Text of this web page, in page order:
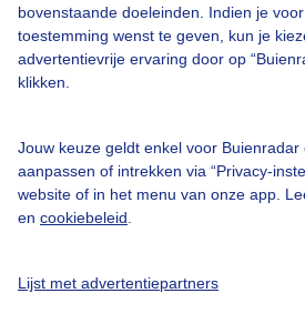
bovenstaande doeleinden. Indien je
toestemming wenst te geven, kun je
advertentievrije ervaring door op
klikken.
Jouw keuze geldt enkel voor
aanpassen of intrekken via “Privacy-
website of in het menu van onze app.
en cookiebeleid
Lijst met advertentiepartners
Adverteren
Buienradar Team
Privacy beleid
Privacy instellingen
Gratis weerdata
Buienradar